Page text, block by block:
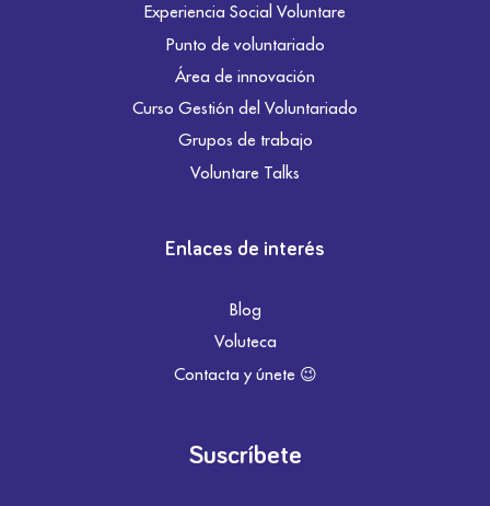
Experiencia Social Voluntare
Punto de voluntariado
Área de innovación
Curso Gestión del Voluntariado
Grupos de trabajo
Voluntare Talks
Enlaces de interés
Blog
Voluteca
Contacta y únete 😉
Suscríbete